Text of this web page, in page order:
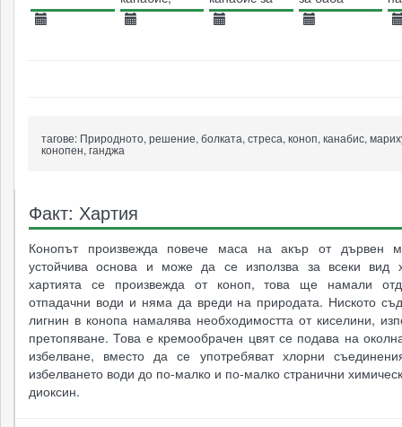
показват по-
добри
развлекателни
цели
Божия,
заловена от
тагове: Природното, решение, болката, стреса, коноп, канабис,
конопен, ганджа
Факт: Хартия
Конопът произвежда повече маса на акър от дървен
устойчива основа и може да се използва за всеки вид
хартията се произвежда от коноп, това ще намали
отпадачни води и няма да вреди на природата. Ниското
лигнин в конопа намалява необходимостта от киселини,
претопяване. Това е кремообрачен цвят се подава на
избелване, вместо да се употребяват хлорни
избелването води до по-малко и по-малко странични
диоксин.